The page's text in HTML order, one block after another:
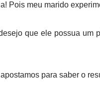
Pois meu marido
que ele possua um
para saber o